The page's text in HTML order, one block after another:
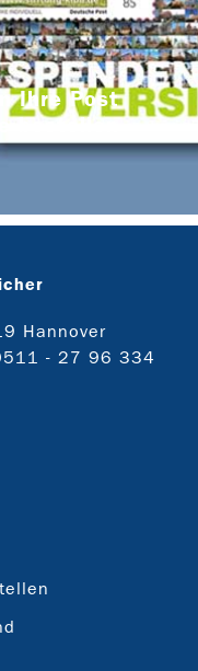
Ihre Post
bestellen
Hannover
- 27 96 334